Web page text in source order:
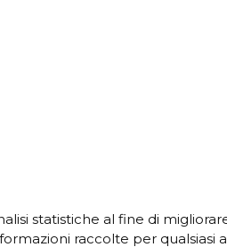
statistiche al fine di
raccolte per qualsiasi